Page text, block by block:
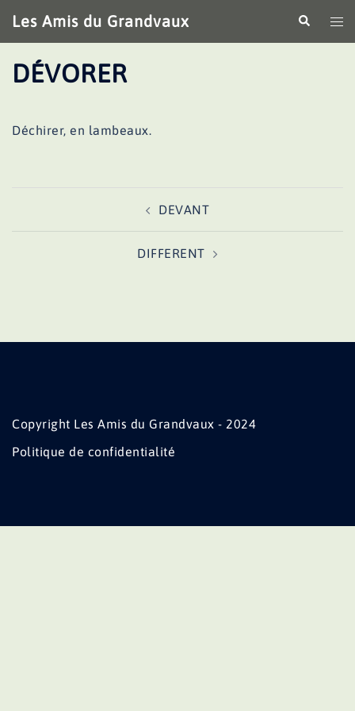
au
contenu
Les Amis du Grandvaux
le
DÉVORER
Déchirer, en lambeaux.
DEVANT
DIFFERENT
Copyright Les Amis du Grandvaux - 2024
Politique de confidentialité